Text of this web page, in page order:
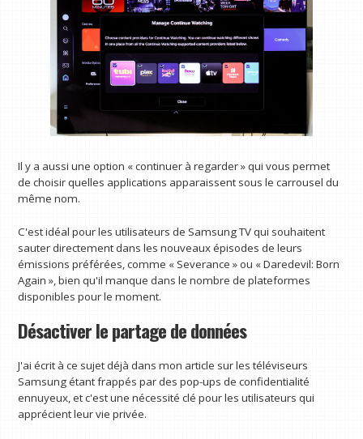
Il y a aussi une option « continuer à regarder » qui vous permet
de choisir quelles applications apparaissent sous le carrousel du
même nom.
C'est idéal pour les utilisateurs de Samsung TV qui souhaitent
sauter directement dans les nouveaux épisodes de leurs
émissions préférées, comme « Severance » ou « Daredevil: Born
Again », bien qu'il manque dans le nombre de plateformes
disponibles pour le moment.
Désactiver le partage de données
J'ai écrit à ce sujet déjà dans mon article sur les téléviseurs
Samsung étant frappés par des pop-ups de confidentialité
ennuyeux, et c'est une nécessité clé pour les utilisateurs qui
apprécient leur vie privée.